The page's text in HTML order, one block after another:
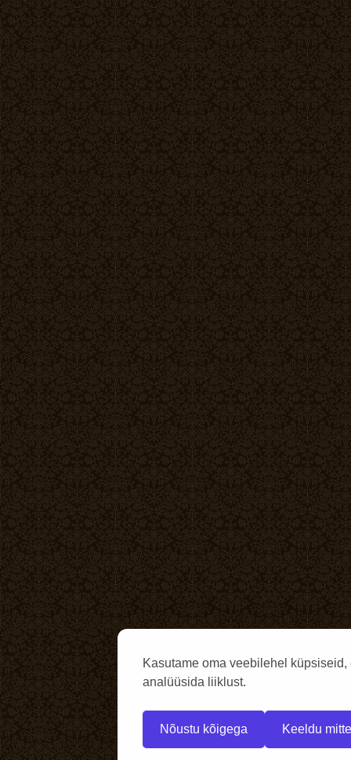
Kasutame oma veebilehel
analüüsida liiklust.
Nõustu kõigega Keeldu